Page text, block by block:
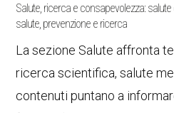
Salute, ricerca e consapevolezza:
salute, prevenzione e ricerca
La sezione Salute affronta
ricerca scientifica, salute
contenuti puntano a